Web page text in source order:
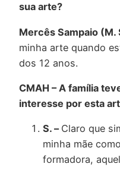
sua arte?
Mercês Sampaio (M.
minha arte quando
dos 12 anos.
CMAH – A família
interesse por esta
S. – Claro que
minha mãe
formadora,